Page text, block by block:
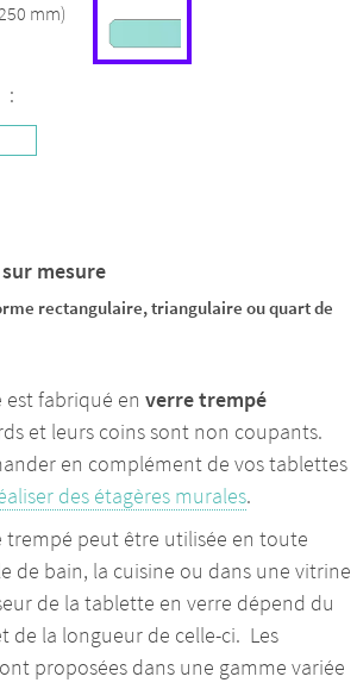
mm)
:
mesure
rectangulaire, triangulaire ou quart de
fabriqué en verre trempé
et leurs coins sont non coupants.
en complément de vos tablettes
des étagères murales.
trempé peut être utilisée en toute
de bain, la cuisine ou dans une vitrine
de la tablette en verre dépend du
de la longueur de celle-ci. Les
proposées dans une gamme variée